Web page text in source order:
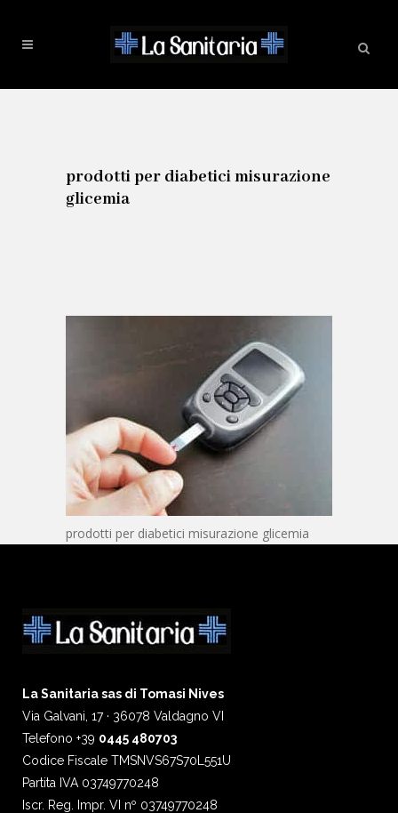
prodotti per diabetici misurazione
glicemia
prodotti per diabetici misurazione glicemia
La Sanitaria sas di Tomasi Nives
Via Galvani, 17 · 36078 Valdagno VI
Telefono +39 0445 480703
Codice Fiscale TMSNVS67S70L551U
Partita IVA 03749770248
Iscr. Reg. Impr. VI nº 03749770248